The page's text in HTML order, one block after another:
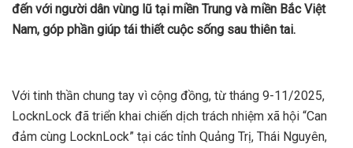
đến với người dân vùng lũ tại miền Trung và miền Bắc Việt
Nam, góp phần giúp tái thiết cuộc sống sau thiên tai.
Với tinh thần chung tay vì cộng đồng, từ tháng 9-11/2025,
LocknLock đã triển khai chiến dịch trách nhiệm xã hội “Can
đảm cùng LocknLock” tại các tỉnh Quảng Trị, Thái Nguyên,